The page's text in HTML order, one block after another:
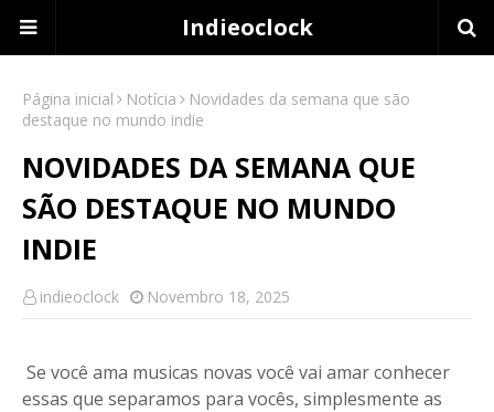
Indieoclock
Página inicial Notícia
Novidades da semana que são
destaque no mundo indie
NOVIDADES DA SEMANA QUE
SÃO DESTAQUE NO MUNDO
INDIE
indieoclock Novembro 18, 2025
Se você ama musicas novas você vai amar conhecer
essas que separamos para vocês, simplesmente as